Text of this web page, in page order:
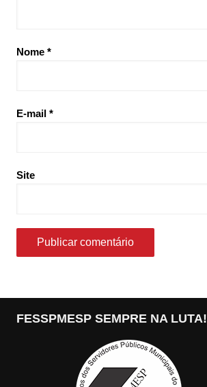
Nome *
E-mail *
Site
FESSPMESP SEMPRE NA LUTA!